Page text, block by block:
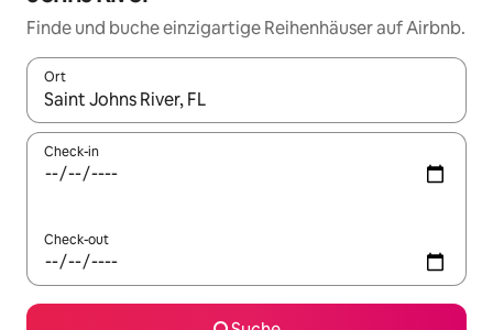
Finde und buche einzigartige Reihenhäuser auf Airbnb.
Ort
Wenn Ergebnisse verfügbar sind, navigiere mit den
Check-in
Check-out